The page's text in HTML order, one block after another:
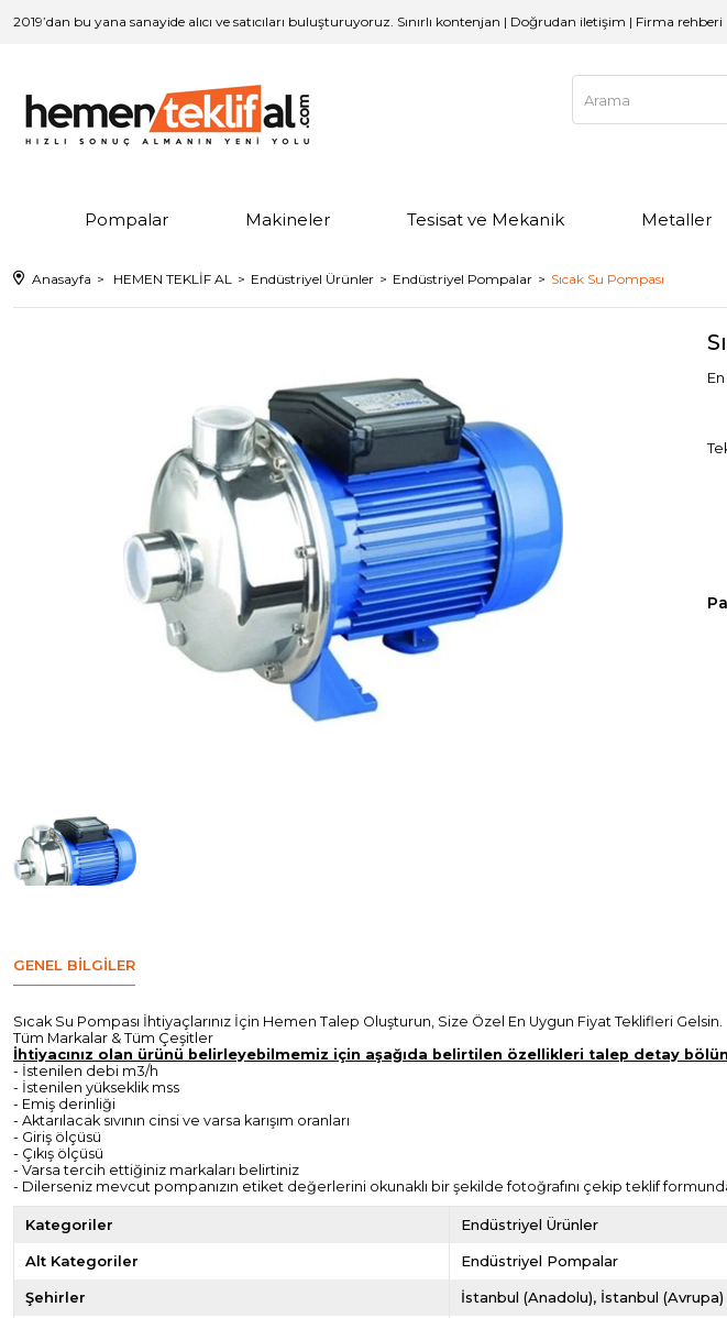
2019’dan bu yana sanayide alıcı ve satıcıları buluşturuyoruz. Sınırlı kontenjan | Doğrudan iletişim | Firma rehberi
Pompalar Makineler Tesisat ve Mekanik Metaller
Anasayfa HEMEN TEKLİF AL Endüstriyel Ürünler Endüstriyel Pompalar Sıcak Su Pompası
GENEL BILGILER
Sıcak Su Pompası İhtiyaçlarınız İçin Hemen Talep Oluşturun, Size Özel En Uygun Fiyat Teklifleri Gelsin.
Tüm Markalar & Tüm Çeşitler
İhtiyacınız olan ürünü belirleyebilmemiz için aşağıda belirtilen özellikleri talep detay
- İstenilen debi m3/h
- İstenilen yükseklik mss
- Emiş derinliği
- Aktarılacak sıvının cinsi ve varsa karışım oranları
- Giriş ölçüsü
- Çıkış ölçüsü
- Varsa tercih ettiğiniz markaları belirtiniz
- Dilerseniz mevcut pompanızın etiket değerlerini okunaklı bir şekilde fotoğrafını çekip teklif
Kategoriler Endüstriyel Ürünler
Alt Kategoriler Endüstriyel Pompalar
Şehirler İstanbul (Anadolu) İstanbul (Avrupa)